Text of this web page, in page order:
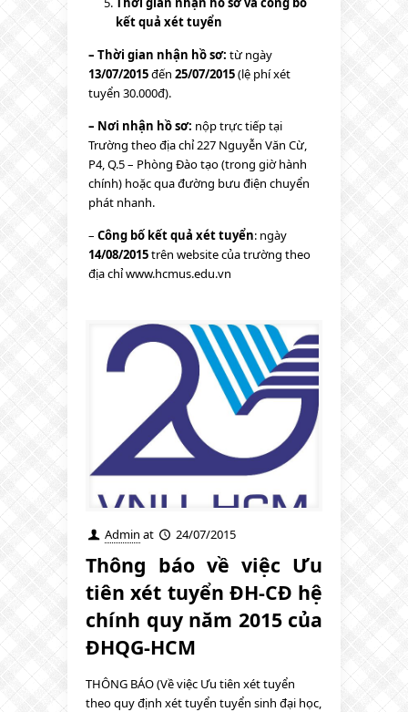
kết quả xét tuyển
– Thời gian nhận hồ sơ: từ ngày
13/07/2015đến 25/07/2015(lệ phí xét
tuyển 30.000đ).
– Nơi nhận hồ sơ: nộp trực tiếp tại
Trường theo địa chỉ 227 Nguyễn Văn Cừ,
P4, Q.5 – Phòng Đào tạo (trong giờ hành
chính) hoặc qua đường bưu điện chuyển
phát nhanh.
– Công bố kết quả xét tuyển: ngày
14/08/2015trên website của trường theo
địa chỉ www.hcmus.edu.vn
Admin at 24/07/2015
Thông báo về việc Ưu
tiên xét tuyển ĐH-CĐ hệ
chính quy năm 2015 của
ĐHQG-HCM
THÔNG BÁO (Về việc Ưu tiên xét tuyển
theo quy định xét tuyển tuyển sinh đại học,